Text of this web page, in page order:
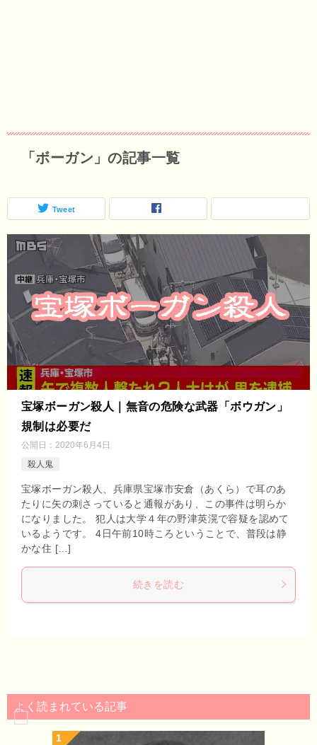
「ボーガン」の記事一覧
Tweet
宝塚ボーガン殺人｜無音の危険な武器「ボウガン」
規制は必要だ
公開日： 2020年6月4日
殺人鬼
宝塚ボーガン殺人、兵庫県宝塚市安倉（あくら）で耳のあ
たりに矢の刺さっていると通報があり、この事件は明らか
になりました。 犯人は大学４年の野津英滉で容疑を認めて
いるようです。 4日午前10時ころということで、普段は静
かな住 […]
続きを読む
よく読まれている記事